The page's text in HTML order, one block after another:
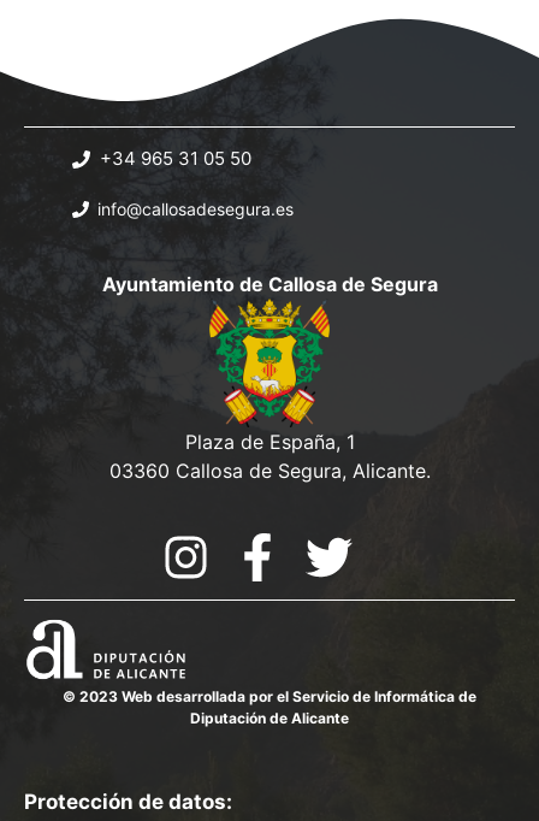
+34 965 31 05 50
info@callosadesegura.es
Ayuntamiento de Callosa de Segura
Plaza de España, 1
03360 Callosa de Segura, Alicante.
© 2023 Web desarrollada por el Servicio de Informática de
Diputación de Alicante
Protección de datos: